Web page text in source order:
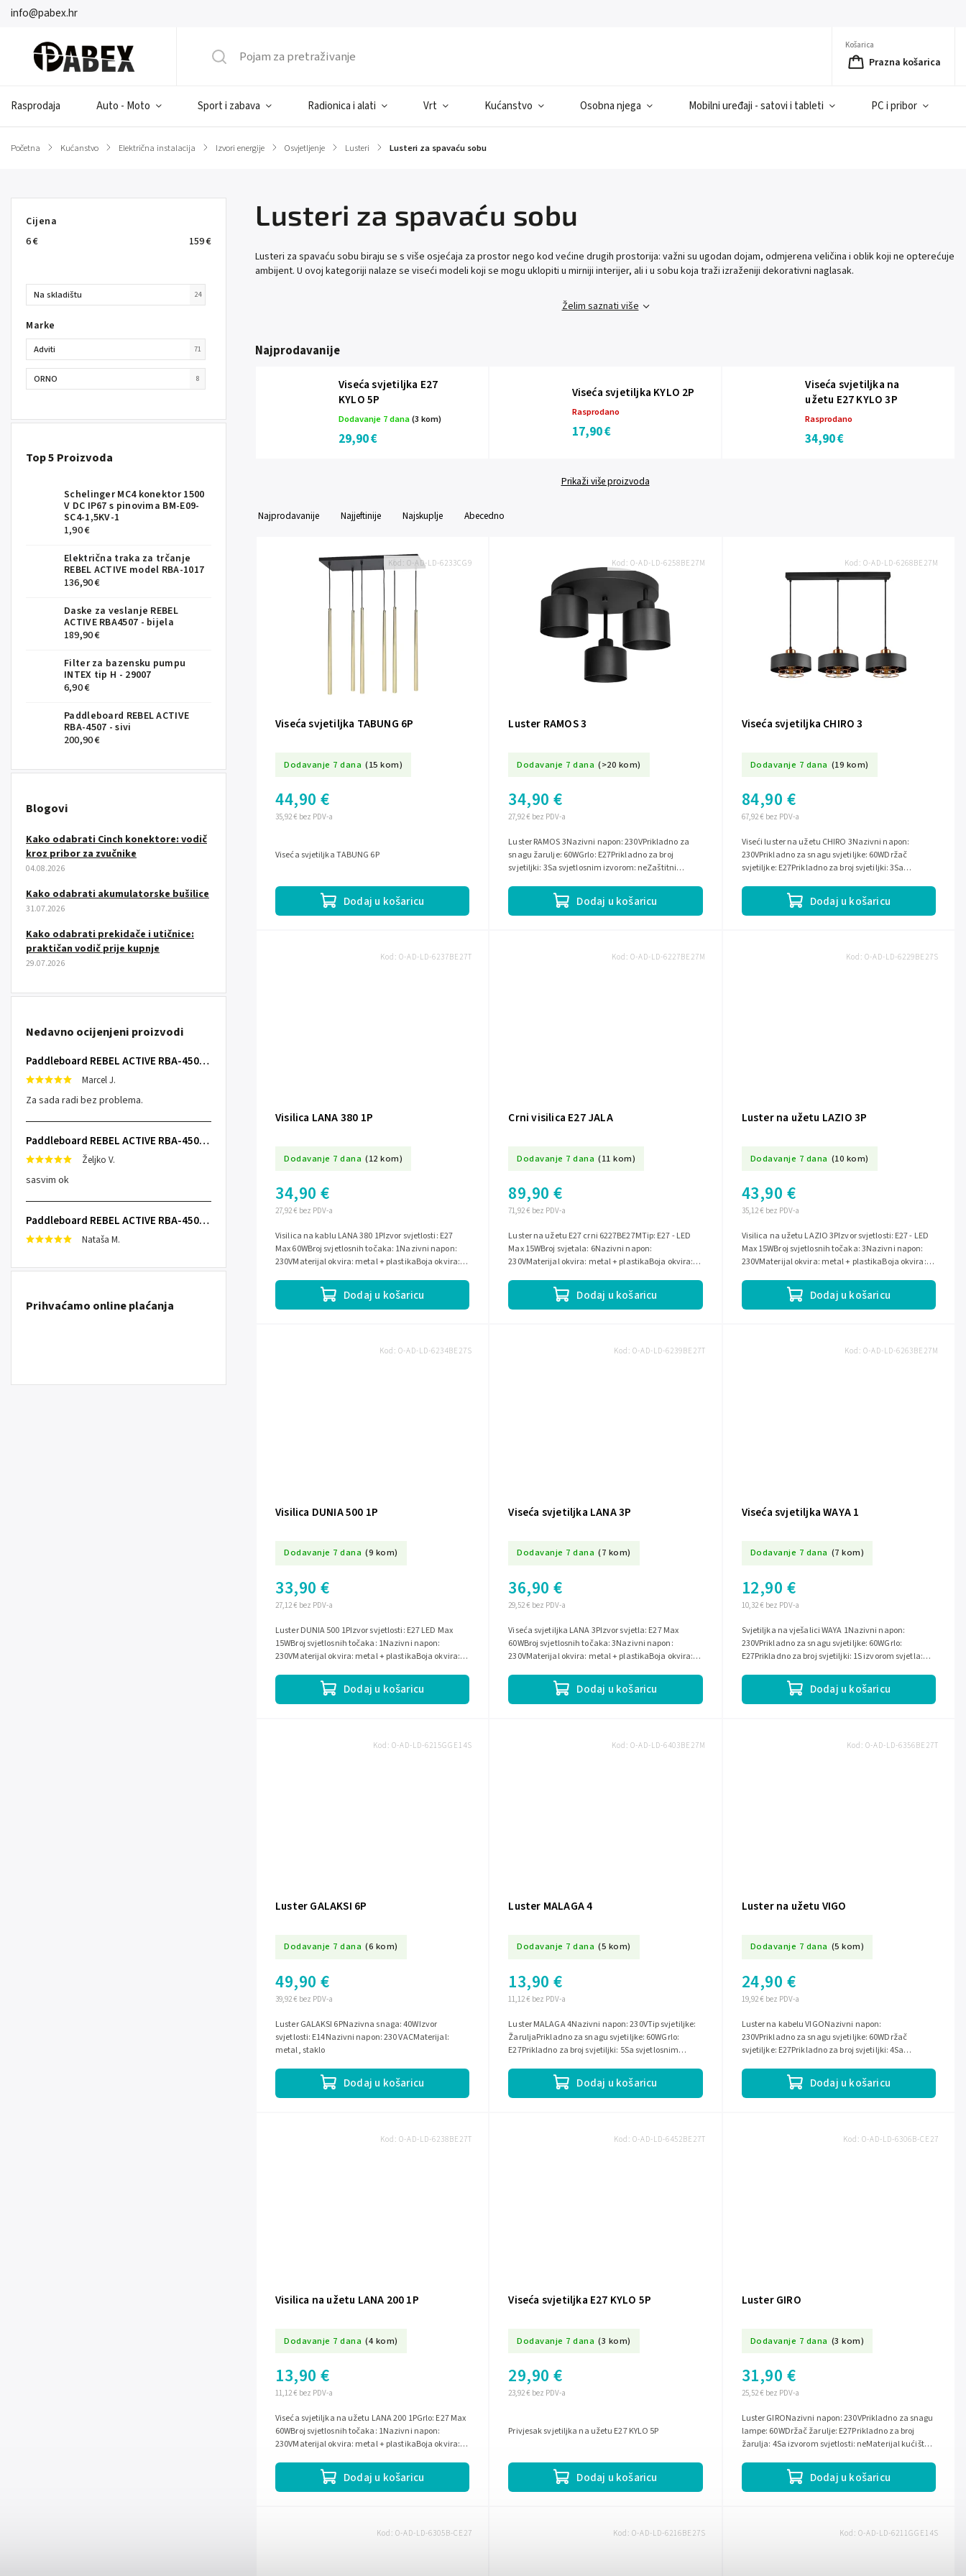
info@pabex.hr
Košarica
Prazna košarica
Rasprodaja Auto - Moto Sport i zabava Radionica i alati Vrt Kućanstvo Osobna njega Mobilni uređaji - satovi i tableti PC i pribor
Početna / Kućanstvo / Električna instalacija / Izvori energije / Osvjetljenje / Lusteri / Lusteri za spavaću sobu
Cijena
6€ 159€
Na skladištu 24
Marke
Adviti 71
ORNO 8
Top 5 Proizvoda
Schelinger MC4 konektor 1500
V DC IP67 s pinovima BM-E09-
SC4-1,5KV-1
1,90 €
Električna traka za trčanje
REBEL ACTIVE model RBA-1017
136,90 €
Daske za veslanje REBEL
ACTIVE RBA4507 - bijela
189,90 €
Filter za bazensku pumpu
INTEX tip H - 29007
6,90 €
Paddleboard REBEL ACTIVE
RBA-4507 - sivi
200,90 €
Blogovi
Kako odabrati Cinch konektore: vodič
kroz pribor za zvučnike
04.08.2026
Kako odabrati akumulatorske bušilice
31.07.2026
Kako odabrati prekidače i utičnice:
praktičan vodič prije kupnje
29.07.2026
Nedavno ocijenjeni proizvodi
Paddleboard REBEL ACTIVE RBA-4507 - narančasti
Marcel J.
Za sada radi bez problema.
Paddleboard REBEL ACTIVE RBA-4507 - narančasti
Željko V.
sasvim ok
Paddleboard REBEL ACTIVE RBA-4507 - sivi
Nataša M.
Prihvaćamo online plaćanja
Lusteri za spavaću sobu
Lusteri za spavaću sobu biraju se s više osjećaja za prostor nego kod većine drugih prostorija: važni su ugodan dojam, odmjerena veličina i oblik koji ne opterećuje
ambijent. U ovoj kategoriji nalaze se viseći modeli koji se mogu uklopiti u mirniji interijer, ali i u sobu koja traži izraženiji dekorativni naglasak.
Želim saznati više
Najprodavanije
Viseća svjetiljka E27
KYLO 5P
Dodavanje 7 dana(3 kom)
29,90 €
Viseća svjetiljka KYLO 2P
Rasprodano
17,90 €
Viseća svjetiljka na
užetu E27 KYLO 3P
Rasprodano
34,90 €
Prikaži više proizvoda
Najprodavanije Najjeftinije Najskuplje Abecedno
Viseća svjetiljka TABUNG 6P
Dodavanje 7 dana (15 kom)
35,92 € bez PDV-a
44,90 €
Dodaj u košaricu
Viseća svjetiljka TABUNG 6P
Kod:O-AD-LD-6233CG9
Luster RAMOS 3
Dodavanje 7 dana (>20 kom)
27,92 € bez PDV-a
34,90 €
Dodaj u košaricu
Luster RAMOS 3Nazivni napon: 230VPrikladno za
snagu žarulje: 60WGrlo: E27Prikladno za broj
svjetiljki: 3Sa svjetlosnim izvorom: neZaštitni
Kod: O-AD-LD-6258BE27M
Viseća svjetiljka CHIRO 3
Dodavanje 7 dana (19 kom)
67,92 € bez PDV-a
84,90 €
Dodaj u košaricu
Viseći luster na užetu CHIRO 3Nazivni napon:
230VPrikladno za snagu svjetiljke: 60WDržač
svjetiljke: E27Prikladno za broj svjetiljki: 3Sa
Kod: O-AD-LD-6268BE27M
Visilica LANA 380 1P
Dodavanje 7 dana (12 kom)
27,92 € bez PDV-a
34,90 €
Dodaj u košaricu
Visilica na kablu LANA 380 1PIzvor svjetlosti: E27
Max 60WBroj svjetlosnih točaka: 1Nazivni napon:
230VMaterijal okvira: metal + plastikaBoja okvira:
Kod:O-AD-LD-6237BE27T
Crni visilica E27 JALA
Dodavanje 7 dana (11 kom)
71,92 € bez PDV-a
89,90 €
Dodaj u košaricu
Luster na užetu E27 crni 6227BE27MTip: E27 - LED
Max 15WBroj svjetala: 6Nazivni napon:
230VMaterijal okvira: metal + plastikaBoja okvira:
Kod: O-AD-LD-6227BE27M
Luster na užetu LAZIO 3P
Dodavanje 7 dana (10 kom)
35,12 € bez PDV-a
43,90 €
Dodaj u košaricu
Visilica na užetu LAZIO 3PIzvor svjetlosti: E27 - LED
Max 15WBroj svjetlosnih točaka: 3Nazivni napon:
230VMaterijal okvira: metal + plastikaBoja okvira:
Kod: O-AD-LD-6229BE27S
Visilica DUNIA 500 1P
Dodavanje 7 dana (9 kom)
27,12 € bez PDV-a
33,90 €
Dodaj u košaricu
Luster DUNIA 500 1PIzvor svjetlosti: E27 LED Max
15WBroj svjetlosnih točaka: 1Nazivni napon:
230VMaterijal okvira: metal + plastikaBoja okvira:
Kod:O-AD-LD-6234BE27S
Viseća svjetiljka LANA 3P
Dodavanje 7 dana (7 kom)
29,52 € bez PDV-a
36,90 €
Dodaj u košaricu
Viseća svjetiljka LANA 3PIzvor svjetla: E27 Max
60WBroj svjetlosnih točaka: 3Nazivni napon:
230VMaterijal okvira: metal + plastikaBoja okvira:
Kod: O-AD-LD-6239BE27T
Viseća svjetiljka WAYA 1
Dodavanje 7 dana (7 kom)
10,32 € bez PDV-a
12,90 €
Dodaj u košaricu
Svjetiljka na vješalici WAYA 1Nazivni napon:
230VPrikladno za snagu svjetiljke: 60WGrlo:
E27Prikladno za broj svjetiljki: 1S izvorom svjetla:
Kod: O-AD-LD-6263BE27M
Luster GALAKSI 6P
Dodavanje 7 dana (6 kom)
39,92 € bez PDV-a
49,90 €
Dodaj u košaricu
Luster GALAKSI 6PNazivna snaga: 40WIzvor
svjetlosti: E14Nazivni napon: 230 VACMaterijal:
metal, staklo
Kod:O-AD-LD-6215GGE14S
Luster MALAGA 4
Dodavanje 7 dana (5 kom)
11,12 € bez PDV-a
13,90 €
Dodaj u košaricu
Luster MALAGA 4Nazivni napon: 230VTip svjetiljke:
ŽaruljaPrikladno za snagu svjetiljke: 60WGrlo:
E27Prikladno za broj svjetiljki: 5Sa svjetlosnim
Kod: O-AD-LD-6403BE27M
Luster na užetu VIGO
Dodavanje 7 dana (5 kom)
19,92 € bez PDV-a
24,90 €
Dodaj u košaricu
Luster na kabelu VIGONazivni napon:
230VPrikladno za snagu svjetiljke: 60WDržač
svjetiljke: E27Prikladno za broj svjetiljki: 4Sa
Kod: O-AD-LD-6356BE27T
Visilica na užetu LANA 200 1P
Dodavanje 7 dana (4 kom)
11,12 € bez PDV-a
13,90 €
Dodaj u košaricu
Viseća svjetiljka na užetu LANA 200 1PGrlo: E27 Max
60WBroj svjetlosnih točaka: 1Nazivni napon:
230VMaterijal okvira: metal + plastikaBoja okvira:
Kod:O-AD-LD-6238BE27T
Viseća svjetiljka E27 KYLO 5P
Dodavanje 7 dana (3 kom)
23,92 € bez PDV-a
29,90 €
Dodaj u košaricu
Privjesak svjetiljka na užetu E27 KYLO 5P
Kod: O-AD-LD-6452BE27T
Luster GIRO
Dodavanje 7 dana (3 kom)
25,52 € bez PDV-a
31,90 €
Dodaj u košaricu
Luster GIRONazivni napon: 230VPrikladno za snagu
lampe: 60WDržač žarulje: E27Prikladno za broj
žarulja: 4Sa izvorom svjetlosti: neMaterijal kućišta:
Kod: O-AD-LD-6306B-CE27
Kod:O-AD-LD-6305B-CE27 Kod: O-AD-LD-6216BE27S Kod: O-AD-LD-6211GGE14S